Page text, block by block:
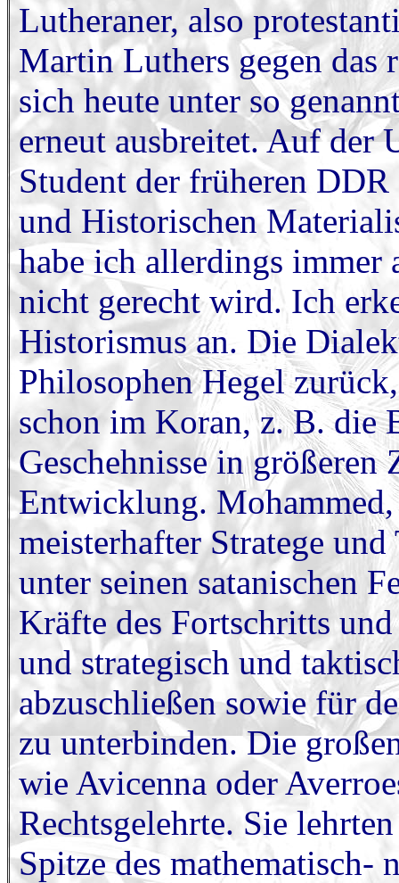
Lutheraner, also
Martin Luthers gegen das
sich heute unter so
erneut ausbreitet. Auf der
Student der früheren
und Historischen
habe ich allerdings immer
nicht gerecht wird. Ich
Historismus an. Die
Philosophen Hegel
schon im Koran, z. B. die
Geschehnisse in größeren
Entwicklung.
meisterhafter Stratege
unter seinen satanischen
Kräfte des Fortschritts
und strategisch und
abzuschließen sowie für
zu unterbinden. Die
wie Avicenna oder
Rechtsgelehrte. Sie
Spitze des mathematisch-